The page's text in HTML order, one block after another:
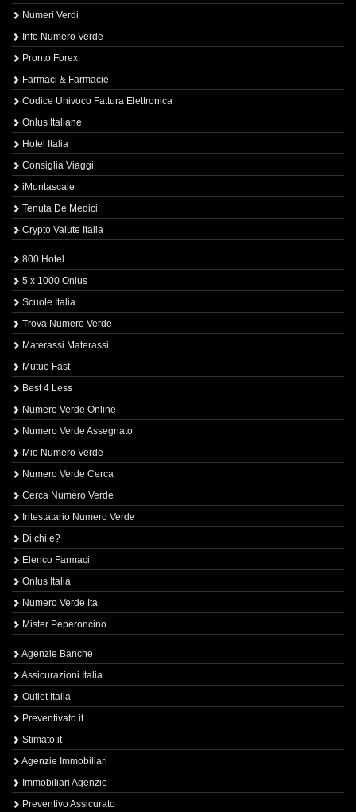
Numeri Verdi
Info Numero Verde
Pronto Forex
Farmaci & Farmacie
Codice Univoco Fattura Elettronica
Onlus Italiane
Hotel Italia
Consiglia Viaggi
iMontascale
Tenuta De Medici
Crypto Valute Italia
800 Hotel
5 x 1000 Onlus
Scuole Italia
Trova Numero Verde
Materassi Materassi
Mutuo Fast
Best 4 Less
Numero Verde Online
Numero Verde Assegnato
Mio Numero Verde
Numero Verde Cerca
Cerca Numero Verde
Intestatario Numero Verde
Di chi è?
Elenco Farmaci
Onlus Italia
Numero Verde Ita
Mister Peperoncino
Agenzie Banche
Assicurazioni Italia
Outlet Italia
Preventivato.it
Stimato.it
Agenzie Immobiliari
Immobiliari Agenzie
Preventivo Assicurato